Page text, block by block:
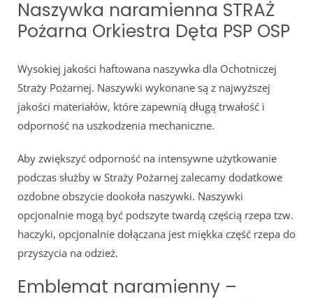
Naszywka naramienna STRAŻ
Pożarna Orkiestra Dęta PSP OSP
Wysokiej jakości haftowana naszywka dla Ochotniczej
Straży Pożarnej. Naszywki wykonane są z najwyższej
jakości materiałów, które zapewnią długą trwałość i
odporność na uszkodzenia mechaniczne.
Aby zwiększyć odporność na intensywne użytkowanie
podczas służby w Straży Pożarnej zalecamy dodatkowe
ozdobne obszycie dookoła naszywki. Naszywki
opcjonalnie mogą być podszyte twardą częścią rzepa tzw.
haczyki, opcjonalnie dołączana jest miękka część rzepa do
przyszycia na odzież.
Emblemat naramienny –